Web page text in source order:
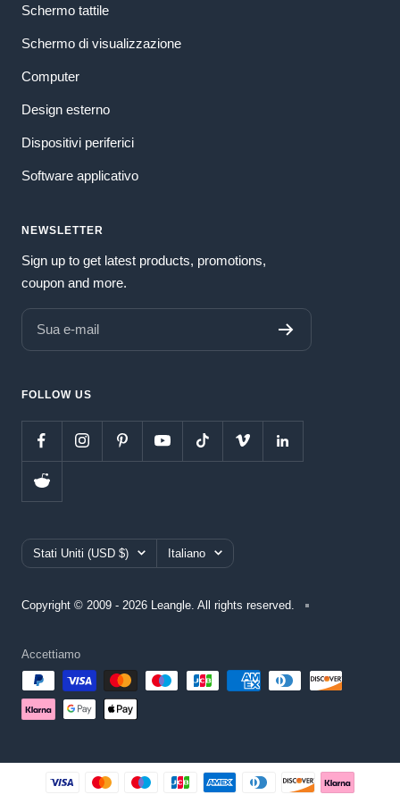
Schermo tattile
Schermo di visualizzazione
Computer
Design esterno
Dispositivi periferici
Software applicativo
NEWSLETTER
Sign up to get latest products, promotions,
coupon and more.
Sua e-mail
FOLLOW US
Paese/Area
geografica
Stati Uniti (USD $) Lingua
Italiano
Copyright © 2009 - 2026 Leangle. All rights reserved.
Accettiamo